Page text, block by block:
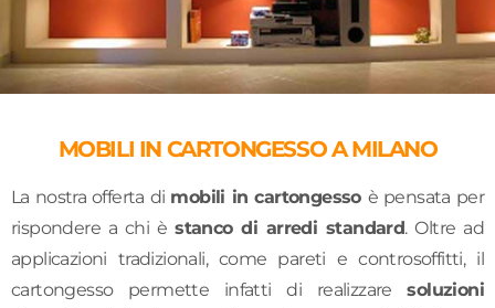
MOBILI IN CARTONGESSO A MILANO
La nostra offerta di mobili in cartongesso è pensata per
rispondere a chi èstanco di arredi standard. Oltre ad
applicazioni tradizionali, come pareti e controsoffitti, il
cartongesso permette infatti di realizzaresoluzioni